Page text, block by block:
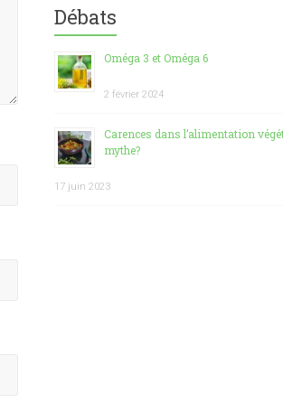
Débats
Oméga 3 et Oméga 6
2 février 2024
Carences dans l’alimentation
mythe?
17 juin 2023